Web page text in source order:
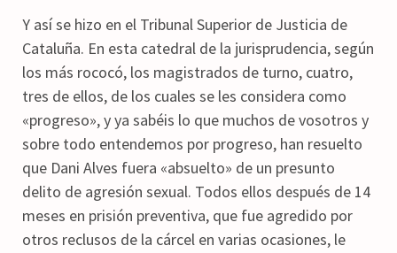
Y así se hizo en el Tribunal Superior de Justicia de
Cataluña. En esta catedral de la jurisprudencia, según
los más rococó, los magistrados de turno, cuatro,
tres de ellos, de los cuales se les considera como
«progreso», y ya sabéis lo que muchos de vosotros y
sobre todo entendemos por progreso, han resuelto
que Dani Alves fuera «absuelto» de un presunto
delito de agresión sexual. Todos ellos después de 14
meses en prisión preventiva, que fue agredido por
otros reclusos de la cárcel en varias ocasiones, le